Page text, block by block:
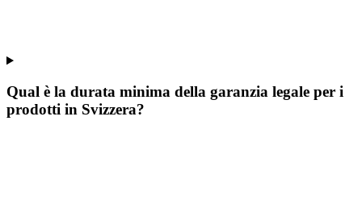
Qual è la durata minima della garanzia legale per i
prodotti in Svizzera?